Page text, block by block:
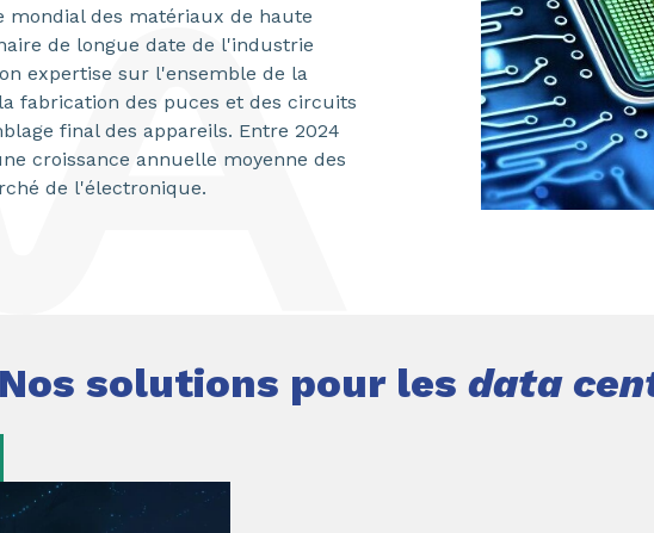
mondial des matériaux de haute
de longue date de l'industrie
expertise sur l'ensemble de la
fabrication des puces et des circuits
final des appareils. Entre 2024
croissance annuelle moyenne des
de l'électronique.
Nos solutions pour les data